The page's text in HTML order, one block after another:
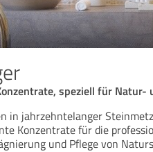
speziell für
in jahrzehntelanger
Konzentrate für die
und Pflege von